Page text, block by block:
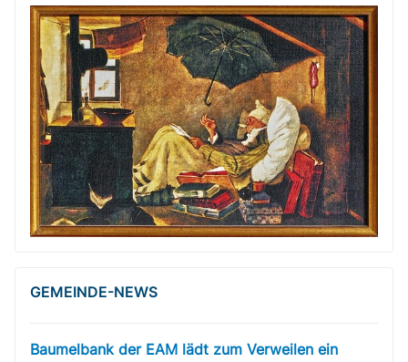
GEMEINDE-NEWS
Baumelbank der EAM lädt zum Verweilen ein